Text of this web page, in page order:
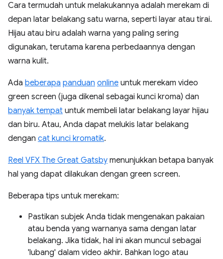
Cara termudah untuk melakukannya adalah merekam di
depan latar belakang satu warna, seperti layar atau tirai.
Hijau atau biru adalah warna yang paling sering
digunakan, terutama karena perbedaannya dengan
warna kulit.
Ada beberapa panduan online untuk merekam video
green screen (juga dikenal sebagai kunci kroma) dan
banyak tempat untuk membeli latar belakang layar hijau
dan biru. Atau, Anda dapat melukis latar belakang
dengan cat kunci kromatik.
Reel VFX The Great Gatsby menunjukkan betapa banyak
hal yang dapat dilakukan dengan green screen.
Beberapa tips untuk merekam:
Pastikan subjek Anda tidak mengenakan pakaian
atau benda yang warnanya sama dengan latar
belakang. Jika tidak, hal ini akan muncul sebagai
'lubang' dalam video akhir. Bahkan logo atau